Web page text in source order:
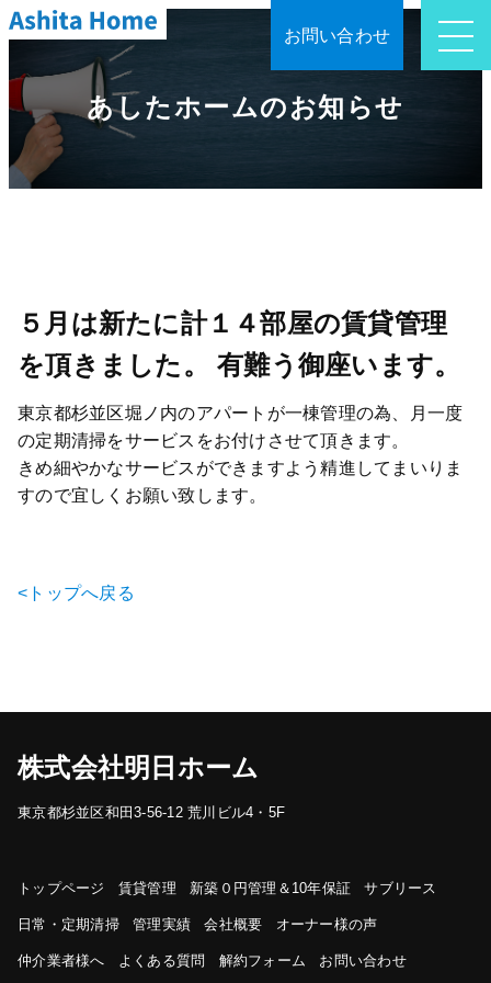
お問い合わせ
あしたホームのお知らせ
５月は新たに計１４部屋の賃貸管理
を頂きました。 有難う御座います。
東京都杉並区堀ノ内のアパートが一棟管理の為、月一度
の定期清掃をサービスをお付けさせて頂きます。
きめ細やかなサービスができますよう精進してまいりま
すので宜しくお願い致します。
<トップへ戻る
株式会社明日ホーム
東京都杉並区和田3-56-12 荒川ビル4・5F
トップページ 賃貸管理 新築０円管理＆10年保証 サブリース
日常・定期清掃 管理実績 会社概要 オーナー様の声
仲介業者様へ よくある質問 解約フォーム お問い合わせ